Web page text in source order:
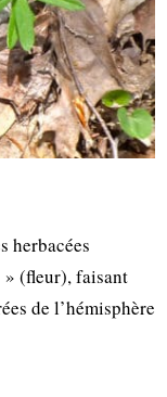
herbacées
» (fleur), faisant
de l’hémisphère